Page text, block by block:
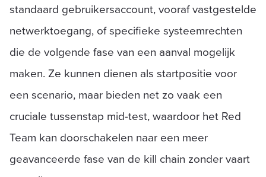
standaard gebruikersaccount, vooraf vastgestelde
netwerktoegang, of specifieke systeemrechten
die de volgende fase van een aanval mogelijk
maken. Ze kunnen dienen als startpositie voor
een scenario, maar bieden net zo vaak een
cruciale tussenstap mid-test, waardoor het Red
Team kan doorschakelen naar een meer
geavanceerde fase van de kill chain zonder vaart